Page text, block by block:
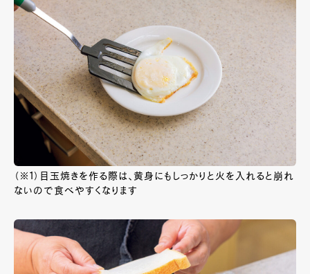
（※1）目玉焼きを作る際は、黄身にもしっかりと火を入れると崩れ
ないので食べやすくなります